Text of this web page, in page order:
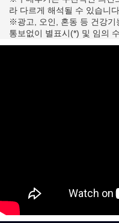
라 다르게 해석될 수 있습니
※광고, 오인, 혼동 등 건강기
통보없이 별표시(*) 및 임의